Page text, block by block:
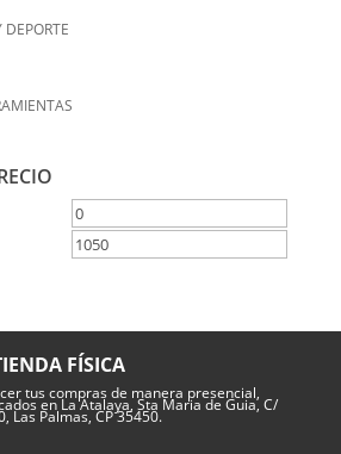
Precio
mínimo
FÍSICA
tus compras de manera presencial,
en La Atalaya, Sta Maria de Guia, C/
Las Palmas, CP 35450.